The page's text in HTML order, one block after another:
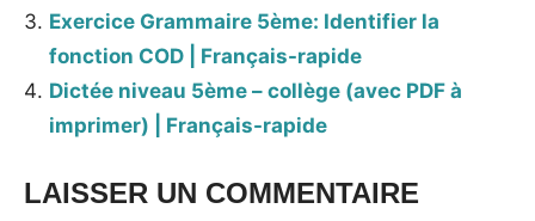
Exercice Grammaire 5ème: Identifier la
fonction COD | Français-rapide
Dictée niveau 5ème – collège (avec PDF à
imprimer) | Français-rapide
LAISSER UN COMMENTAIRE